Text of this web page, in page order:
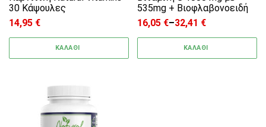
30 Κάψουλες
14,95 €
ΚΑΛΑΘΙ
535mg + Bιοφλαβονοειδή
16,05 €–32,41 €
Price range: 16,05 € through
ΚΑΛΑΘΙ